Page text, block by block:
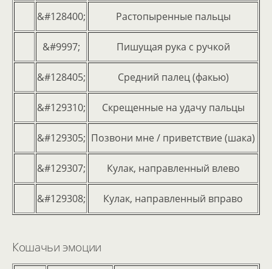
&#128400; Растопыренные пальцы
&#9997; Пишущая рука с ручкой
&#128405; Средний палец (факью)
&#129310; Скрещенные на удачу пальцы
&#129305; Позвони мне / приветствие (шака)
&#129307; Кулак, направленный влево
&#129308; Кулак, направленный вправо
Кошачьи эмоции